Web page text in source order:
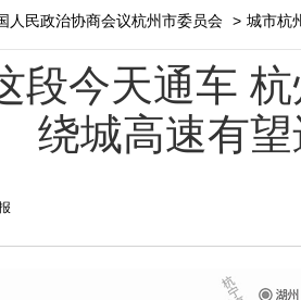
人民政治协商会议杭州市委员会 > 城市杭
段今天通车
绕城高速有